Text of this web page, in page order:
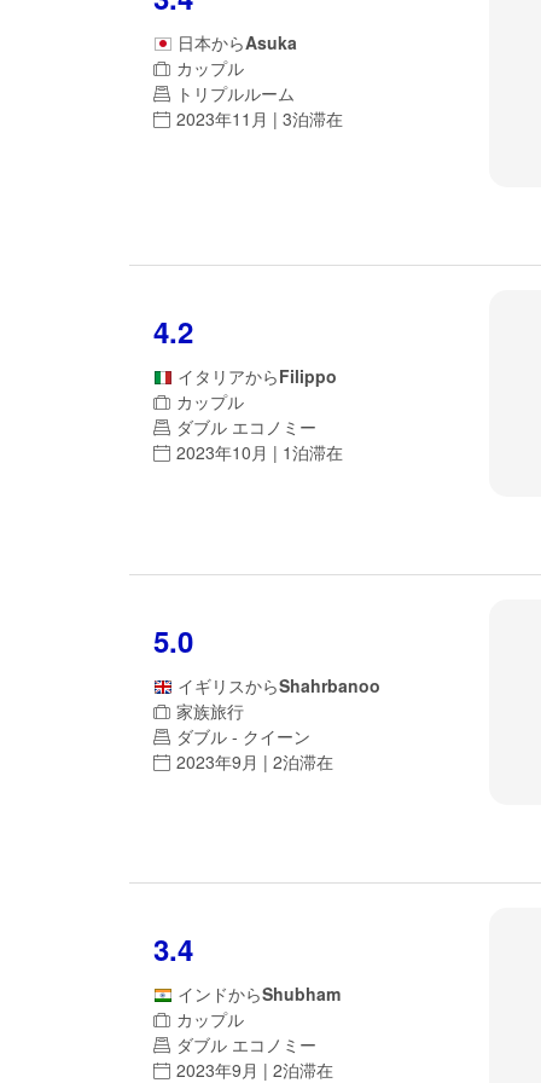
日本からAsuka
カップル
トリプルルーム
2023年11月 | 3泊滞在
4.2
イタリアからFilippo
カップル
ダブル エコノミー
2023年10月 | 1泊滞在
5.0
イギリスからShahrbanoo
家族旅行
ダブル - クイーン
2023年9月 | 2泊滞在
3.4
インドからShubham
カップル
ダブル エコノミー
2023年9月 | 2泊滞在